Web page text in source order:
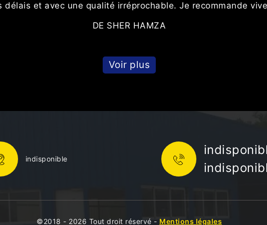
délais et avec une qualité irréprochable. Je recommande
DE SHER HAMZA
Voir plus
indisponible
©2018 - 2026 Tout droit réservé - Mentions légales